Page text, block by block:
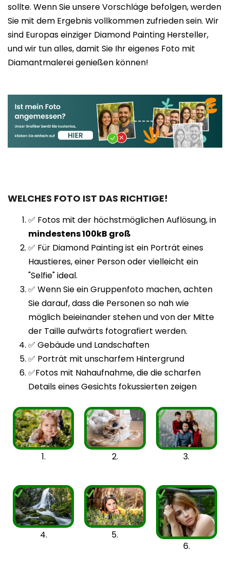
sollte. Wenn Sie unsere Vorschläge befolgen, werden
Sie mit dem Ergebnis vollkommen zufrieden sein. Wir
sind Europas einziger Diamond Painting Hersteller,
und wir tun alles, damit Sie Ihr eigenes Foto mit
Diamantmalerei genießen können!
WELCHES FOTO IST DAS RICHTIGE!
✅ Fotos mit der höchstmöglichen Auflösung, in
mindestens 100kB groß
✅ Für Diamond Painting ist ein Porträt eines
Haustieres, einer Person oder vielleicht ein
"Selfie" ideal.
✅ Wenn Sie ein Gruppenfoto machen, achten
Sie darauf, dass die Personen so nah wie
möglich beieinander stehen und von der Mitte
der Taille aufwärts fotografiert werden.
✅ Gebäude und Landschaften
✅ Porträt mit unscharfem Hintergrund
✅Fotos mit Nahaufnahme, die die scharfen
Details eines Gesichts fokussierten zeigen
1. 2. 3.
4.
5.
6.